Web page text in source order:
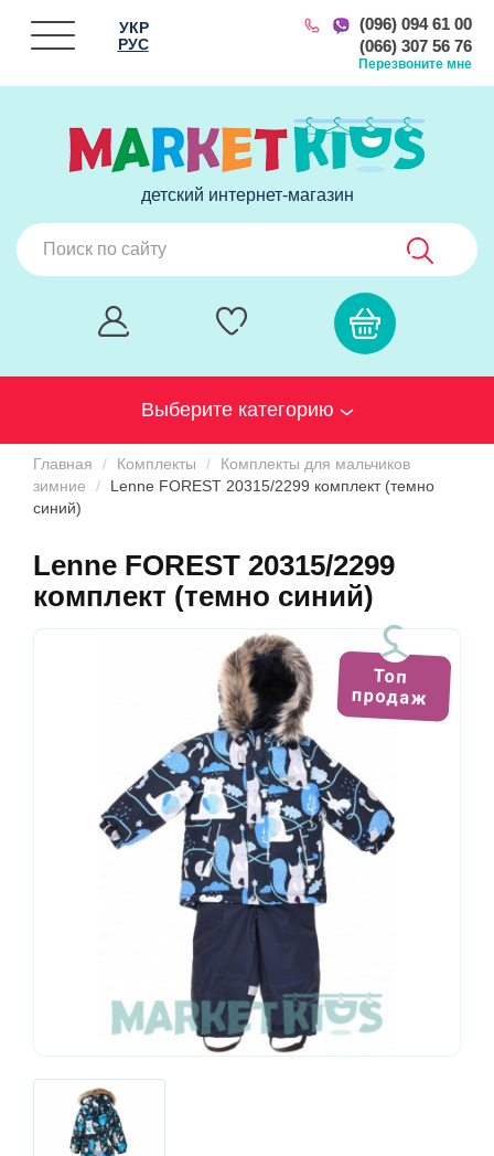
(096) 094 61 00
(066) 307 56 76
Перезвоните мне
УКР
РУС
детский интернет-магазин
Выберите категорию
Главная Комплекты
Комплекты для мальчиков
зимние
Lenne FOREST 20315/2299 комплект (темно
синий)
Lenne FOREST 20315/2299
комплект (темно синий)